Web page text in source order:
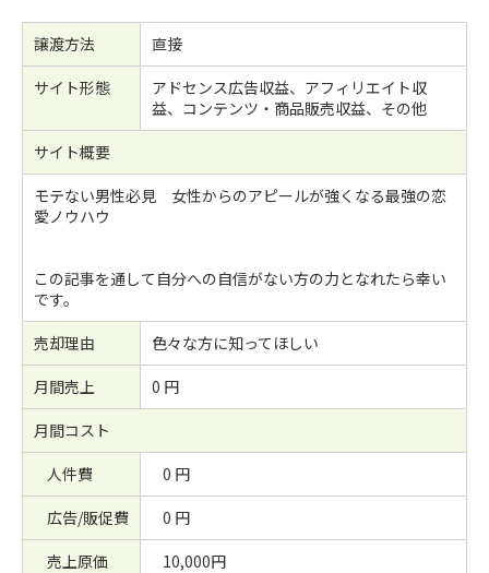
譲渡方法
直接
サイト形態
アドセンス広告収益、アフィリエイト収
益、コンテンツ・商品販売収益、その他
サイト概要
モテない男性必見 女性からのアピールが強くなる最強の恋
愛ノウハウ
この記事を通して自分への自信がない方の力となれたら幸い
です。
売却理由
色々な方に知ってほしい
月間売上
0 円
月間コスト
人件費
0 円
広告/販促費
0 円
売上原価
10,000円